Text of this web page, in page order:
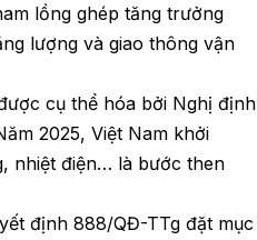
lồng ghép tăng trưởng
lượng và giao thông vận
cụ thể hóa bởi Nghị định
2025, Việt Nam khởi
nhiệt điện… là bước then
định 888/QĐ-TTg đặt mục